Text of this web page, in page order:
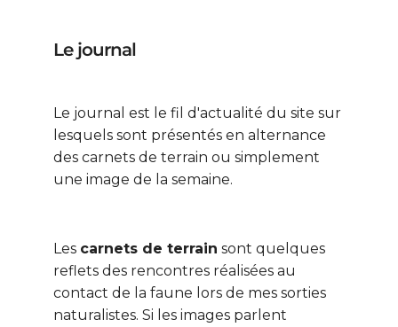
Le journal
Le journal est le fil d'actualité du site sur
lesquels sont présentés en alternance
des carnets de terrain ou simplement
une image de la semaine.
Les carnets de terrain sont quelques
reflets des rencontres réalisées au
contact de la faune lors de mes sorties
naturalistes. Si les images parlent